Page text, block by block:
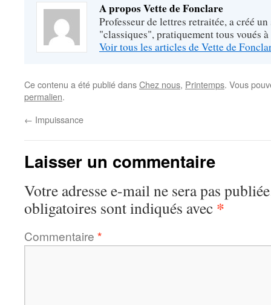
A propos Vette de Fonclare
Professeur de lettres retraitée, a créé
"classiques", pratiquement tous voués
Voir tous les articles de Vette de
Ce contenu a été publié dansChez nous, Printemps. Vous
permalien.
← Impuissance
Laisser un commentaire
Votre adresse e-mail ne sera pas
obligatoires sont indiqués avec *
Commentaire *